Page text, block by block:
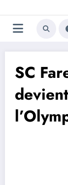
au
contenu
SC